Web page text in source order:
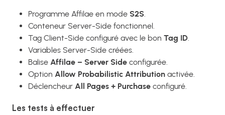
Programme Affilae en mode S2S.
Conteneur Server-Side fonctionnel.
Tag Client-Side configuré avec le bon Tag ID.
Variables Server-Side créées.
Balise Affilae – Server Side configurée.
Option Allow Probabilistic Attribution activée.
Déclencheur All Pages + Purchase configuré.
Les tests à effectuer